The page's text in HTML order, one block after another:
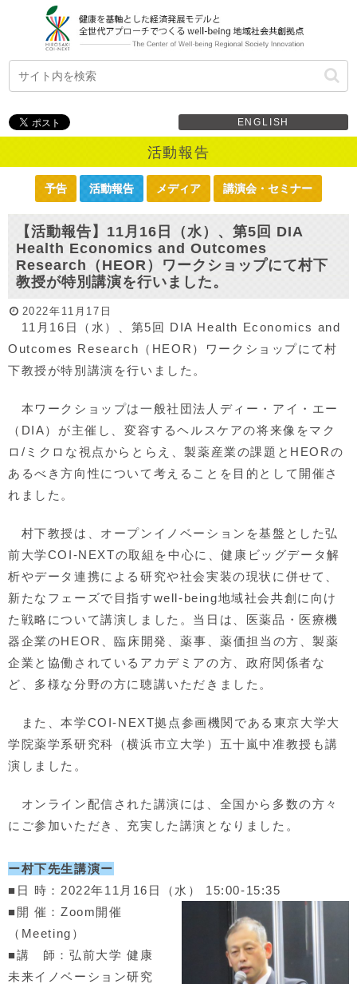
ENGLISH
活動報告
予告 活動報告 メディア 講演会・セミナー
【活動報告】11月16日（水）、第5回 DIA
Health Economics and Outcomes
Research（HEOR）ワークショップにて村下
教授が特別講演を行いました。
2022年11月17日
11月16日（水）、第5回 DIA Health Economics and
Outcomes Research（HEOR）ワークショップにて村
下教授が特別講演を行いました。
本ワークショップは一般社団法人ディー・アイ・エー
（DIA）が主催し、変容するヘルスケアの将来像をマク
ロ/ミクロな視点からとらえ、製薬産業の課題とHEORの
あるべき方向性について考えることを目的として開催さ
れました。
村下教授は、オープンイノベーションを基盤とした弘
前大学COI-NEXTの取組を中心に、健康ビッグデータ解
析やデータ連携による研究や社会実装の現状に併せて、
新たなフェーズで目指すwell-being地域社会共創に向け
た戦略について講演しました。当日は、医薬品・医療機
器企業のHEOR、臨床開発、薬事、薬価担当の方、製薬
企業と協働されているアカデミアの方、政府関係者な
ど、多様な分野の方に聴講いただきました。
また、本学COI-NEXT拠点参画機関である東京大学大
学院薬学系研究科（横浜市立大学）五十嵐中准教授も講
演しました。
オンライン配信された講演には、全国から多数の方々
にご参加いただき、充実した講演となりました。
ー村下先生講演ー
■日 時：2022年11月16日（水） 15:00-15:35
■開 催：Zoom開催
（Meeting）
■講 師：弘前大学 健康
未来イノベーション研究